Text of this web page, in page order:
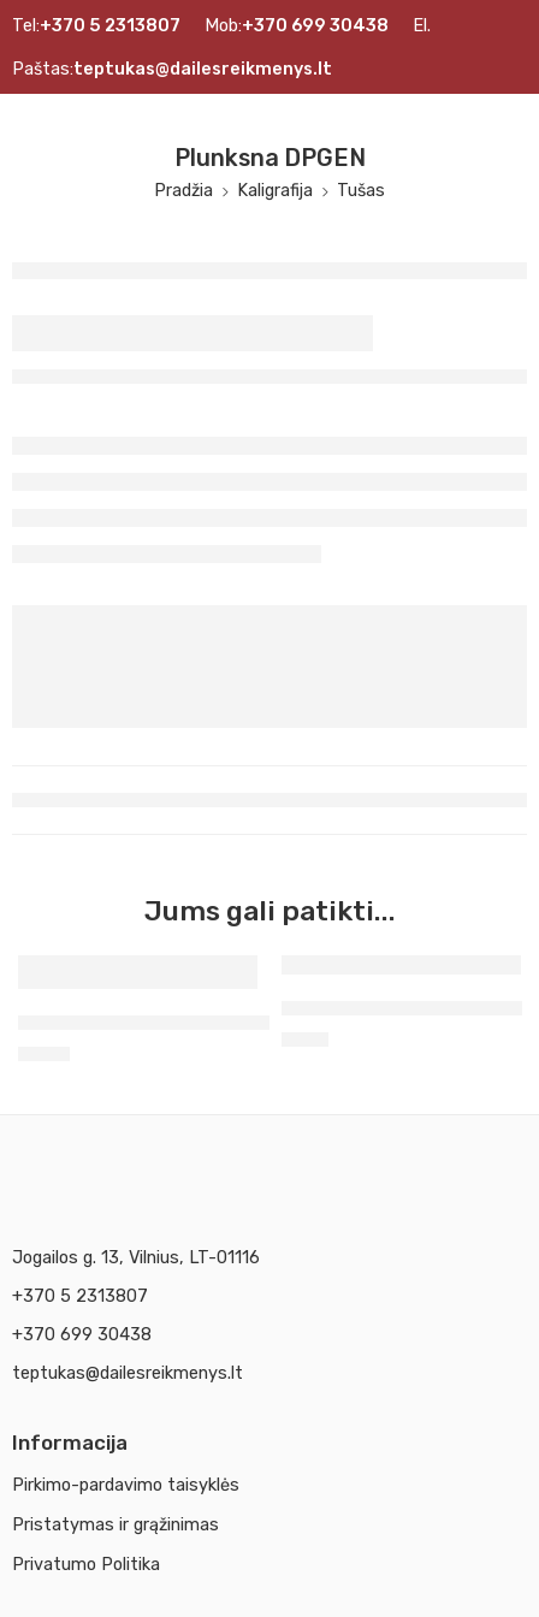
Tel:+370 5 2313807 Mob:+370 699 30438 El.
Paštas:teptukas@dailesreikmenys.lt
Plunksna DPGEN
Pradžia Kaligrafija Tušas
Jums gali patikti...
Jogailos g. 13, Vilnius, LT-01116
+370 5 2313807
+370 699 30438
teptukas@dailesreikmenys.lt
Informacija
Pirkimo-pardavimo taisyklės
Pristatymas ir grąžinimas
Privatumo Politika